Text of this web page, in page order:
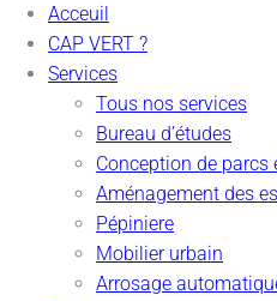
Acceuil
CAP VERT ?
Services
Tous nos services
Bureau d’études
Conception de parcs
Aménagement des
Pépiniere
Mobilier urbain
Arrosage